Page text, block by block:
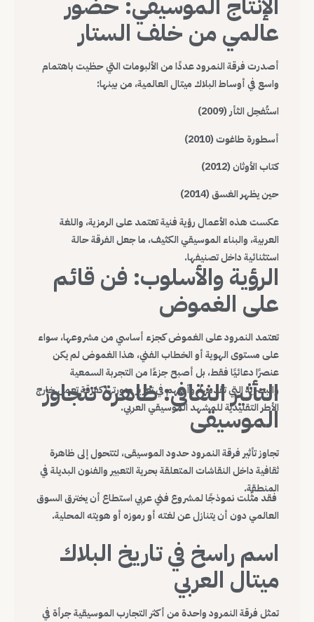
عالمي من خلف الستار
أصدرت فرقة النمرود عددًا من الألبومات التي حظيت باهتمام
واسع في أوساط البلاك ميتال العالمية، من بينها:
استُفحِل الثأر (2009)
أسطورة طاغوت (2010)
كتاب الأوثان (2012)
حين يظهر الغسق (2014)
عكست هذه الأعمال رؤية فنية تعتمد على الرمزية، واللغة
العربية، والبناء الموسيقي الكثيف، ما جعل الفرقة حالة
استثنائية داخل تصنيفها.
الرؤية والأسلوب: فن قائم
على الغموض
تعتمد النمرود على الغموض كجزء أساسي من مشروعها، سواء
على مستوى الهوية أو الخطاب الفني، هذا الغموض لم يكن
عنصرًا دعائيًا فقط، بل أصبح جزءًا من التجربة السمعية
والبصرية التي تقدمها، وأسهم في تعزيز صورتها كفرقة تعمل خارج
الأطر التقليدية للمشهد الموسيقي العربي.
التأثير الثقافي: ظاهرة تتجاوز
الموسيقى
تجاوز تأثير فرقة النمرود حدود الموسيقى، لتتحول إلى ظاهرة
ثقافية داخل النقاشات المتعلقة بحرية التعبير والفنون البديلة في
المنطقة.
فقد مثّلت نموذجًا لمشروع فني عربي استطاع أن يخترق السوق
العالمي دون أن يتنازل عن لغته أو رموزه أو هويته المحلية.
اسم راسخ في تاريخ البلاك
ميتال العربي
تمثل فرقة النمرود واحدة من أكثر التجارب الموسيقية جرأة في